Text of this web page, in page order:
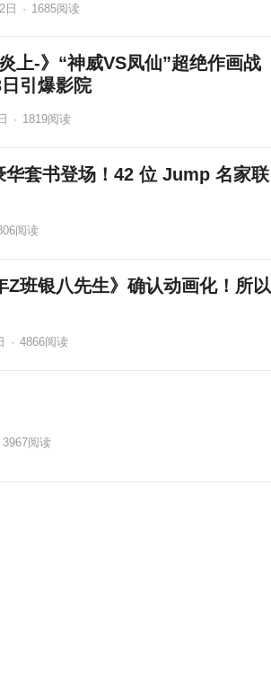
日 · 1685阅读
上-》“神威VS凤仙”超绝作画战
引爆影院
· 1819阅读
华套书登场！42 位 Jump 名家联
阅读
Z班银八先生》确认动画化！所以
· 4866阅读
3967阅读